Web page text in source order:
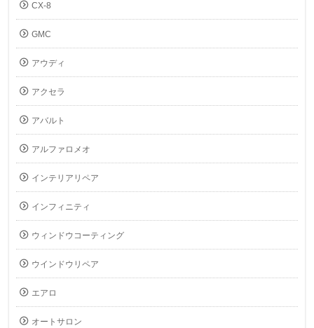
CX-8
GMC
アウディ
アクセラ
アバルト
アルファロメオ
インテリアリペア
インフィニティ
ウィンドウコーティング
ウインドウリペア
エアロ
オートサロン